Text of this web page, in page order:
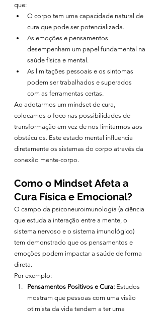
que:
O corpo tem uma capacidade natural de
cura que pode ser potencializada.
As emoções e pensamentos
desempenham um papel fundamental na
saúde física e mental.
As limitações pessoais e os sintomas
podem ser trabalhados e superados
com as ferramentas certas.
Ao adotarmos um mindset de cura,
colocamos o foco nas possibilidades de
transformação em vez de nos limitarmos aos
obstáculos. Este estado mental influencia
diretamente os sistemas do corpo através da
conexão mente-corpo.
Como o Mindset Afeta a
Cura Física e Emocional?
O campo da psiconeuroimunologia (a ciência
que estuda a interação entre a mente, o
sistema nervoso e o sistema imunológico)
tem demonstrado que os pensamentos e
emoções podem impactar a saúde de forma
direta.
Por exemplo:
Pensamentos Positivos e Cura: Estudos
mostram que pessoas com uma visão
otimista da vida tendem a ter uma